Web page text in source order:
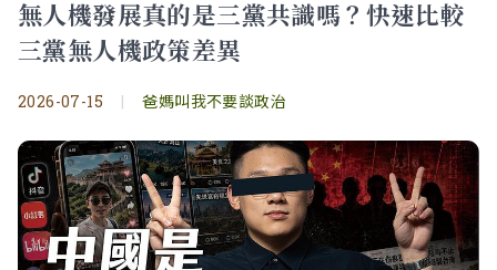
無人機發展真的是三黨共識嗎？快速比較
三黨無人機政策差異
2026-07-15 | 爸媽叫我不要談政治